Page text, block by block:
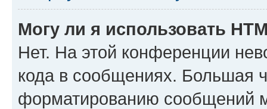
Могу ли я использовать
Нет. На этой конференции
кода в сообщениях. Большая
форматированию сообщений